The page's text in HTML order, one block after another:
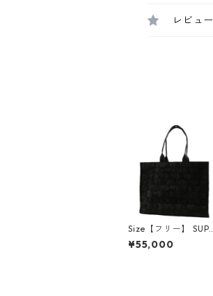
レビュー
Size【フリー】 SUPR
EME シュプリーム 24
SS Woven Tote Black
¥55,000